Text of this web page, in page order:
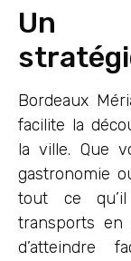
Un
Bordeaux
facilite la
la ville. Que
gastronomie
tout ce
transports en
d’atteindre